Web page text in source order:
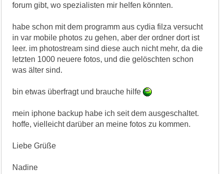
forum gibt, wo spezialisten mir helfen könnten.
habe schon mit dem programm aus cydia filza versucht
in var mobile photos zu gehen, aber der ordner dort ist
leer. im photostream sind diese auch nicht mehr, da die
letzten 1000 neuere fotos, und die gelöschten schon
was älter sind.
bin etwas überfragt und brauche hilfe
mein iphone backup habe ich seit dem ausgeschaltet.
hoffe, vielleicht darüber an meine fotos zu kommen.
Liebe Grüße
Nadine